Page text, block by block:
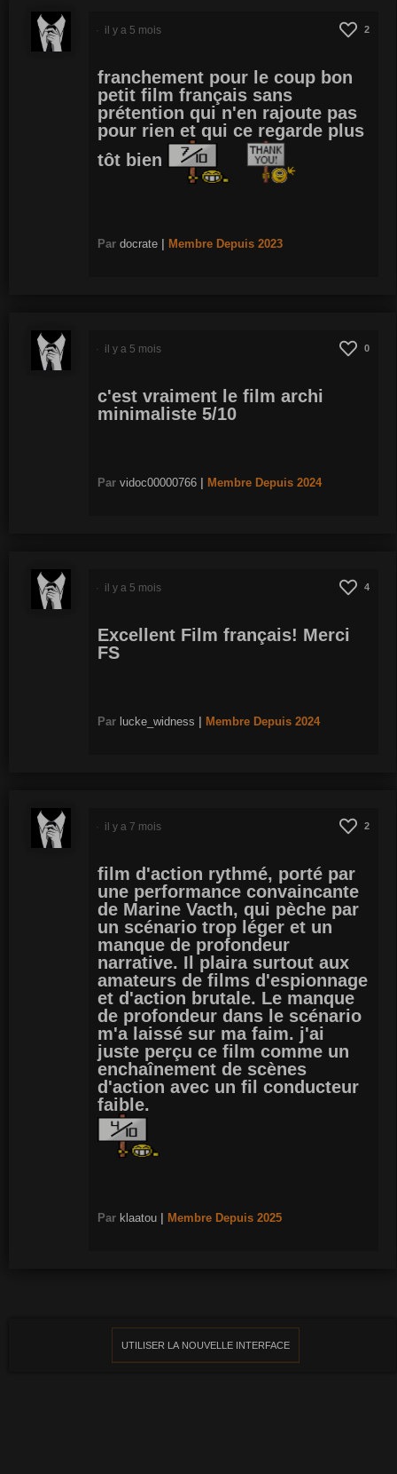
2
franchement pour le coup bon
petit film français sans
prétention qui n'en rajoute pas
pour rien et qui ce regarde plus
tôt bien
Par docrate Membre Depuis 2023
il y a 5 mois
0
c'est vraiment le film archi
minimaliste 5/10
Par vidoc00000766 Membre Depuis 2024
il y a 5 mois
4
Excellent Film français! Merci
FS
Par lucke_widness Membre Depuis 2024
il y a 5 mois
2
film d'action rythmé, porté par
une performance convaincante
de Marine Vacth, qui pèche par
un scénario trop léger et un
manque de profondeur
narrative. Il plaira surtout aux
amateurs de films d'espionnage
et d'action brutale. Le manque
de profondeur dans le scénario
m'a laissé sur ma faim. j'ai
juste perçu ce film comme un
enchaînement de scènes
d'action avec un fil conducteur
faible.
Par klaatou Membre Depuis 2025
il y a 7 mois
UTILISER LA NOUVELLE INTERFACE